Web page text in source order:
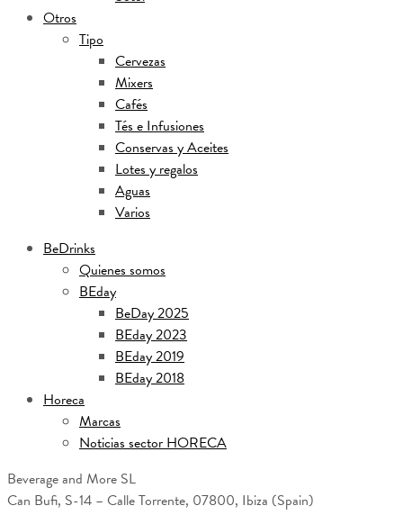
Otros
Tipo
Cervezas
Mixers
Cafés
Tés e Infusiones
Conservas y Aceites
Lotes y regalos
Aguas
Varios
BeDrinks
Quienes somos
BEday
BeDay 2025
BEday 2023
BEday 2019
BEday 2018
Horeca
Marcas
Noticias sector HORECA
Beverage and More SL
Can Bufi, S-14 – Calle Torrente, 07800, Ibiza (Spain)